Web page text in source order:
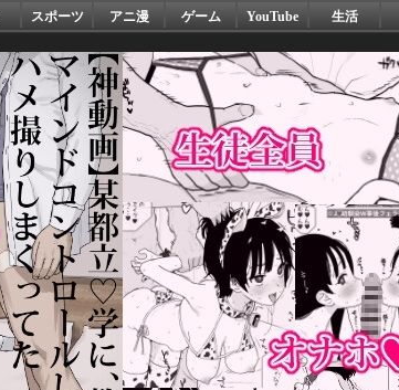
スポーツ アニ漫 ゲーム YouTube 生活